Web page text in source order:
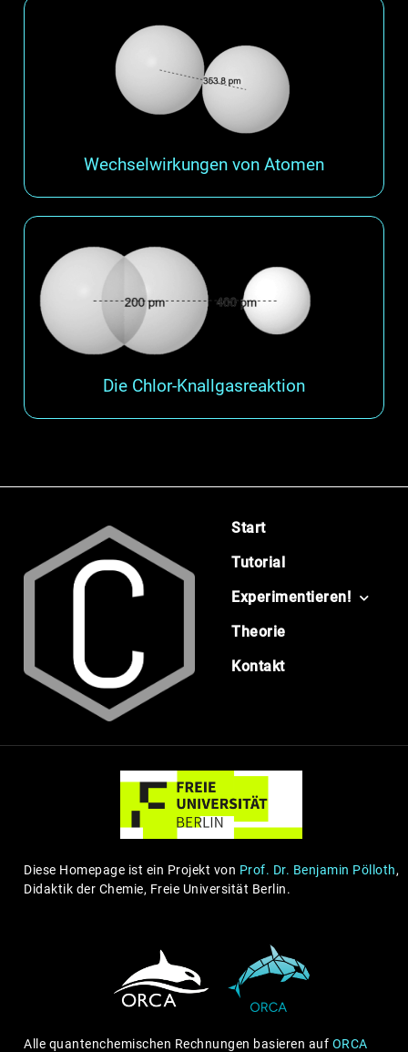
Wechselwirkungen von Atomen
Die Chlor-Knallgasreaktion
Start
Tutorial
Experimentieren!
Theorie
Kontakt
Diese Homepage ist ein Projekt von Prof. Dr. Benjamin Pölloth,
Didaktik der Chemie, Freie Universität Berlin.
Alle quantenchemischen Rechnungen basieren auf ORCA